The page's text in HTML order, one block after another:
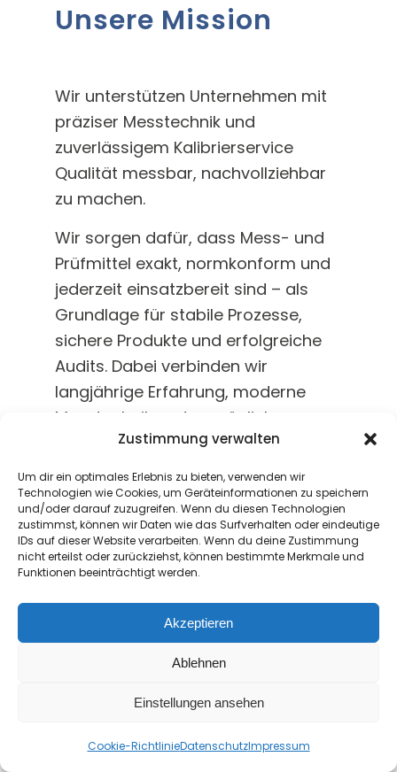
Zustimmung verwalten
Um dir ein optimales Erlebnis zu bieten, verwenden wir
Technologien wie Cookies, um Geräteinformationen zu speichern
und/oder darauf zuzugreifen. Wenn du diesen Technologien
zustimmst, können wir Daten wie das Surfverhalten oder eindeutige
IDs auf dieser Website verarbeiten. Wenn du deine Zustimmung
nicht erteilst oder zurückziehst, können bestimmte Merkmale und
Funktionen beeinträchtigt werden.
Akzeptieren
Ablehnen
Einstellungen ansehen
Cookie-RichtlinieDatenschutzImpressum
Unsere Mission
Wir unterstützen Unternehmen mit
präziser Messtechnik und
zuverlässigem Kalibrierservice
Qualität messbar, nachvollziehbar
zu machen.
Wir sorgen dafür, dass Mess- und
Prüfmittel exakt, normkonform und
jederzeit einsatzbereit sind – als
Grundlage für stabile Prozesse,
sichere Produkte und erfolgreiche
Audits. Dabei verbinden wir
langjährige Erfahrung, moderne
Messtechnik und persönliche
Betreuung zu praxisnahen
Lösungen, die sich an den realen
Anforderungen unserer Kunden
orientieren.
Als akkreditiertes Kalibrierlabor
stehen für uns Genauigkeit,
im Mittelpunkt unseres Handelns.
Gleichzeitig legen wir großen Wert
flexible Services und eine
partnerschaftliche